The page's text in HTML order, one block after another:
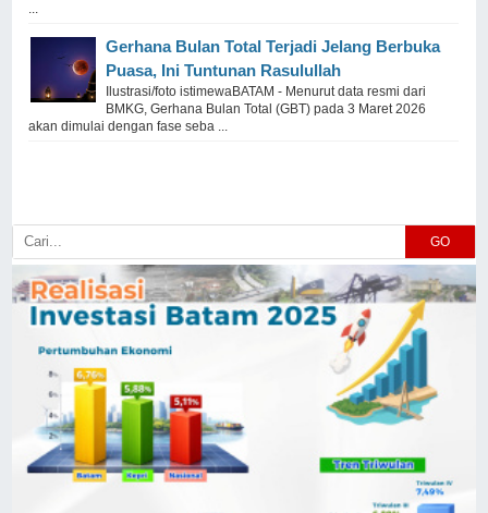
Gerhana Bulan Total Terjadi Jelang Berbuka
Puasa, Ini Tuntunan Rasulullah
Ilustrasi/foto istimewaBATAM - Menurut data resmi dari
BMKG, Gerhana Bulan Total (GBT) pada 3 Maret 2026
akan dimulai dengan fase seba ...
GO